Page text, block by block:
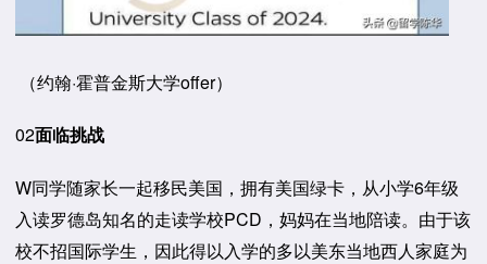
（约翰·霍普金斯大学offer）
02面临挑战
W同学随家长一起移民美国，拥有美国绿卡，从小学6年级
入读罗德岛知名的走读学校PCD，妈妈在当地陪读。由于该
校不招国际学生，因此得以入学的多以美东当地西人家庭为